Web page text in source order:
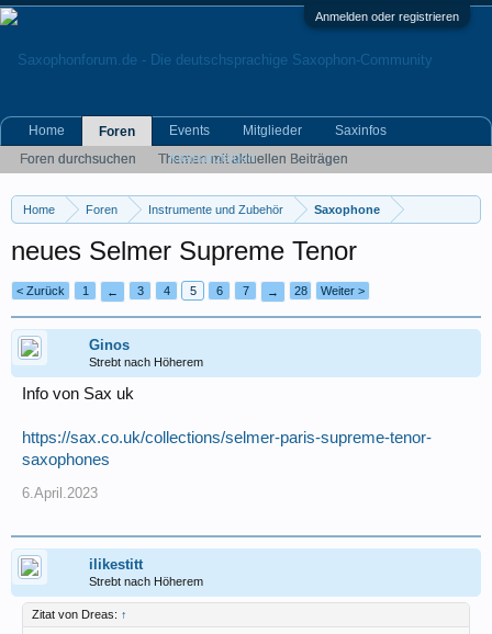
Anmelden oder registrieren
Home Foren Instrumente und Zubehör Saxophone
neues Selmer Supreme Tenor
< Zurück 1 ← 3 4 5 6 7 → 28 Weiter >
Ginos
Strebt nach Höherem
Info von Sax uk
https://sax.co.uk/collections/selmer-paris-supreme-tenor-
saxophones
6.April.2023
ilikestitt
Strebt nach Höherem
Zitat von Dreas: ↑
Home
Foren
Foren durchsuchen
Themen mit aktuellen Beiträgen
Events Mitglieder
Saxinfos
Kleinanzeigen